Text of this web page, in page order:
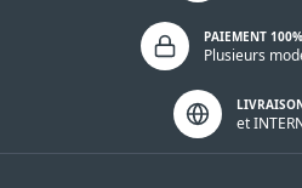
PAIEMENT
Plusieurs
et